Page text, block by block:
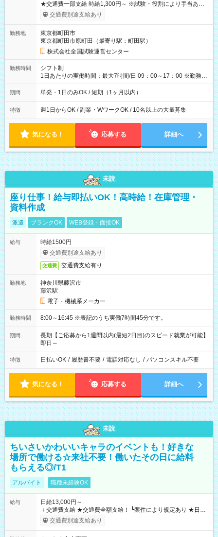
★交通費一部支給 時給1,300円～ ※試験・役割により手当あり
※勤務回数により昇給あり 【即給（前払い）オプションあ
り！】 希望される場合、勤務から1週間ほどで給与の一部を受け
例】 ・河合塾模擬試験 8:30～17:30（休憩1時間） 時給1,300円
×8時間＝日収10,400円＋交通費 ※当日の役割により時給＋100
円の場合あり ・国家試験 7:00～13:30（休憩なし） 時給1,300
円（役割手当＋100円）×6時間＝日収8,400円＋交通費 【試用期
間】試用期間なし
交通費別途支給あり
勤務地
東京都町田市
東京都町田市原町田（最寄り駅：町田駅）
株式会社全国試験運営センター
勤務時間
シフト制
1日あたりの実働時間：最大7時間/日 09：00～17：00 ※勤務時
間は 試験により異なります。
期間 単発・1日のみOK / 短期（1ヶ月以内）
特徴 週1日からOK / 副業・WワークOK / 10名以上の大量募集
気になる！ 応募する 詳細へ
未読
座り仕事！給与即払いOK！高時給！在庫管理・
資料作成
派遣 ブランクOK WEB登録・面接OK
給与
時給1500円
交通費別途支給あり
交通費 交通費支給有り
勤務地
神奈川県藤沢市
藤沢駅
電子・機械系メーカー
勤務時間 8:00～16:45 ※表記のうち実働7時間45分です。
期間
長期【ご応募から1週間以内(最短2日目)のスピード就業が可能】
即日～
特徴 日払いOK / 履歴書不要 / 電話対応なし / パソコンスキル不要
気になる！ 応募する 詳細へ
未読
ちいさいかわいいキャラのイベントも！好きな
場所で働ける☆来社不要！働いたその日に給料
もらえる◎/T1
アルバイト 職種未経験OK
給与
日給13,000円～
＋交通費支給 ★交通費全額支給！ ┗案件により規定あり ★日払
いOK！（規定あり） ┗働いたその日に現金GET♪ お仕事後はコ
ンビニATMから 日払い分を引き落とせます！ 【試用期間】試
交通費別途支給あり